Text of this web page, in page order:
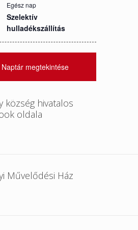
Egész nap
Szelektív
hulladékszállítás
Naptár megtekintése
község hivatalos
oldala
Művelődési Ház